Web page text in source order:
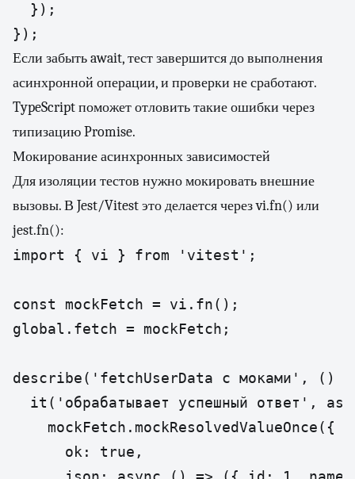
  });
});
Если забыть await, тест завершится до выполнения
асинхронной операции, и проверки не сработают.
TypeScript поможет отловить такие ошибки через
типизацию Promise.
Мокирование асинхронных зависимостей
Для изоляции тестов нужно мокировать внешние
вызовы. В Jest/Vitest это делается через vi.fn() или
jest.fn():
import { vi } from 'vitest';
const mockFetch = vi.fn();
global.fetch = mockFetch;
describe('fetchUserData с моками', ()
it('обрабатывает успешный ответ',
    mockFetch.mockResolvedValueOnce({
      ok: true,